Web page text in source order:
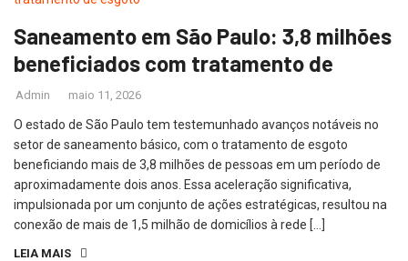
Saneamento em São Paulo: 3,8 milhões
beneficiados com tratamento de
Admin maio 11, 2026
O estado de São Paulo tem testemunhado avanços notáveis no
setor de saneamento básico, com o tratamento de esgoto
beneficiando mais de 3,8 milhões de pessoas em um período de
aproximadamente dois anos. Essa aceleração significativa,
impulsionada por um conjunto de ações estratégicas, resultou na
conexão de mais de 1,5 milhão de domicílios à rede […]
LEIA MAIS